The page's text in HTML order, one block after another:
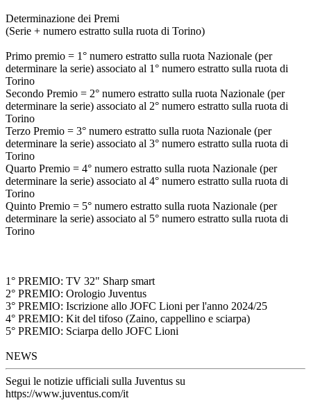
Determinazione dei Premi
(Serie + numero estratto sulla ruota di Torino)
Primo premio = 1° numero estratto sulla ruota Nazionale (per
determinare la serie) associato al 1° numero estratto sulla ruota di
Torino
Secondo Premio = 2° numero estratto sulla ruota Nazionale (per
determinare la serie) associato al 2° numero estratto sulla ruota di
Torino
Terzo Premio = 3° numero estratto sulla ruota Nazionale (per
determinare la serie) associato al 3° numero estratto sulla ruota di
Torino
Quarto Premio = 4° numero estratto sulla ruota Nazionale (per
determinare la serie) associato al 4° numero estratto sulla ruota di
Torino
Quinto Premio = 5° numero estratto sulla ruota Nazionale (per
determinare la serie) associato al 5° numero estratto sulla ruota di
Torino
1° PREMIO: TV 32" Sharp smart
2° PREMIO: Orologio Juventus
3° PREMIO: Iscrizione allo JOFC Lioni per l'anno 2024/25
4° PREMIO: Kit del tifoso (Zaino, cappellino e sciarpa)
5° PREMIO: Sciarpa dello JOFC Lioni
NEWS
Segui le notizie ufficiali sulla Juventus su
https://www.juventus.com/it